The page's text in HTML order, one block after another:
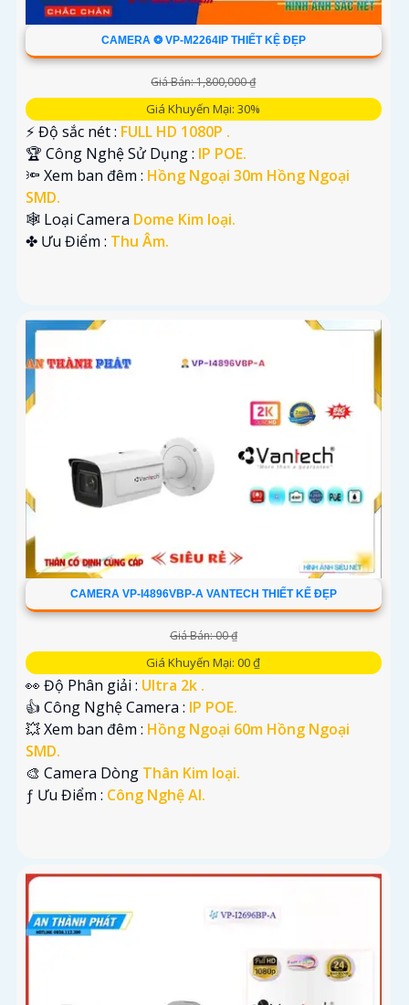
CAMERA ❂ VP-M2264IP THIẾT KỆ ĐẸP
Giá Bán: 1,800,000 ₫
Giá Khuyến Mại: 30%
️⚡ Độ sắc nét : FULL HD 1080P .
🏆 Công Nghệ Sử Dụng : IP POE.
🔦 Xem ban đêm : Hồng Ngoại 30m Hồng Ngoại
SMD.
🕸️ Loại Camera Dome Kim loại.
️✤ Ưu Điểm : Thu Âm.
CAMERA VP-I4896VBP-A VANTECH THIẾT KẾ ĐẸP
Giá Bán: 00 ₫
Giá Khuyến Mại: 00 ₫
👀 Độ Phân giải : Ultra 2k .
👍 Công Nghệ Camera : IP POE.
💥 Xem ban đêm : Hồng Ngoại 60m Hồng Ngoại
SMD.
🎨 Camera Dòng Thân Kim loại.
️ƒ Ưu Điểm : Công Nghệ AI.